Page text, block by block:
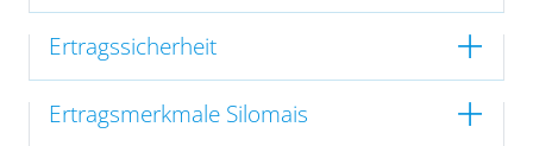
Ertragssicherheit
Ertragsmerkmale Silomais